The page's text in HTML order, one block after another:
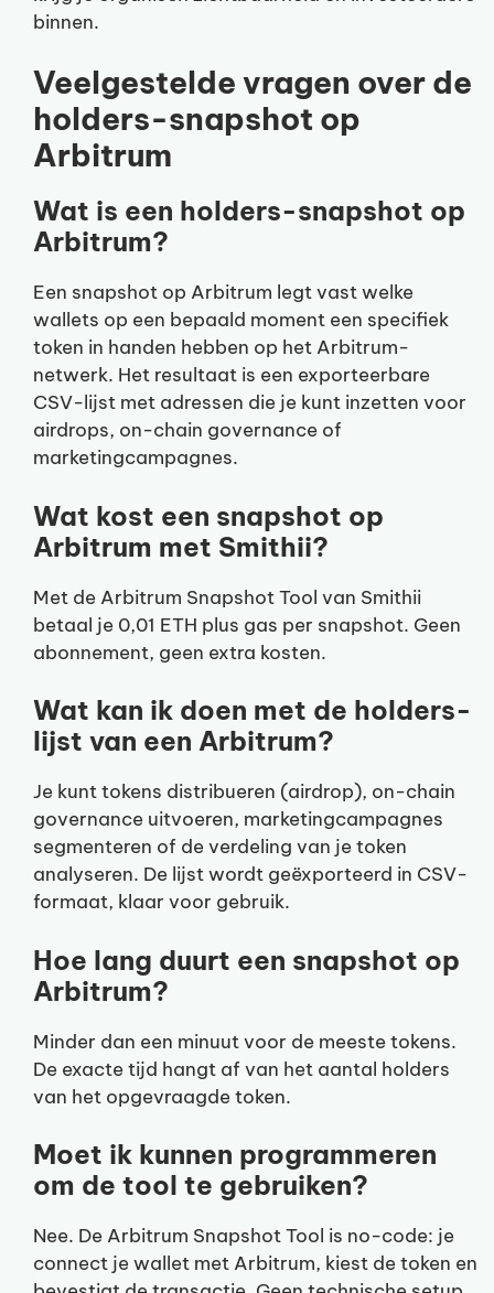
binnen.
Veelgestelde vragen over de
holders-snapshot op
Arbitrum
Wat is een holders-snapshot op
Arbitrum?
Een snapshot op Arbitrum legt vast welke
wallets op een bepaald moment een specifiek
token in handen hebben op het Arbitrum-
netwerk. Het resultaat is een exporteerbare
CSV-lijst met adressen die je kunt inzetten voor
airdrops, on-chain governance of
marketingcampagnes.
Wat kost een snapshot op
Arbitrum met Smithii?
Met de Arbitrum Snapshot Tool van Smithii
betaal je 0,01 ETH plus gas per snapshot. Geen
abonnement, geen extra kosten.
Wat kan ik doen met de holders-
lijst van een Arbitrum?
Je kunt tokens distribueren (airdrop), on-chain
governance uitvoeren, marketingcampagnes
segmenteren of de verdeling van je token
analyseren. De lijst wordt geëxporteerd in CSV-
formaat, klaar voor gebruik.
Hoe lang duurt een snapshot op
Arbitrum?
Minder dan een minuut voor de meeste tokens.
De exacte tijd hangt af van het aantal holders
van het opgevraagde token.
Moet ik kunnen programmeren
om de tool te gebruiken?
Nee. De Arbitrum Snapshot Tool is no-code: je
connect je wallet met Arbitrum, kiest de token en